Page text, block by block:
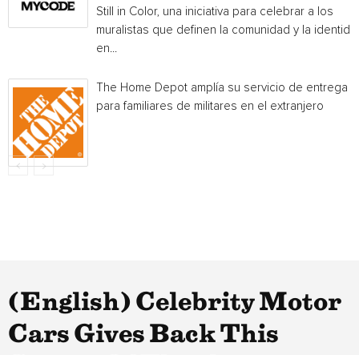
Still in Color, una iniciativa para celebrar a los
muralistas que definen la comunidad y la
en...
The Home Depot amplía su servicio de entrega
para familiares de militares en el extranjero
(English) Celebrity Motor
Cars Gives Back This